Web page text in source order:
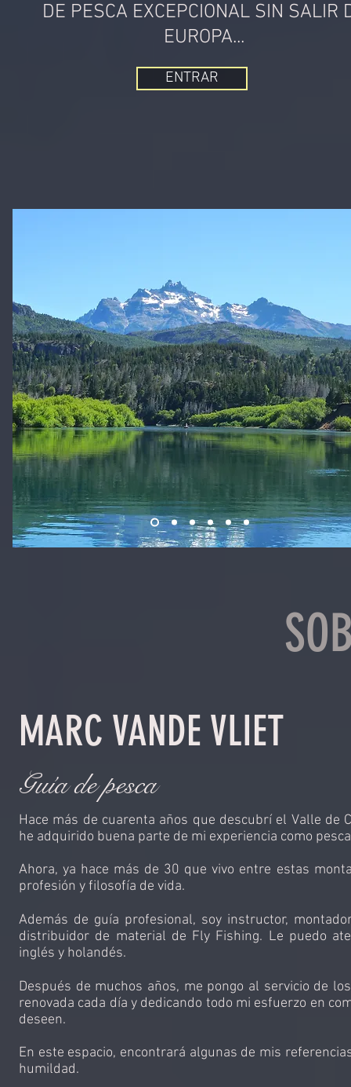
DE PESCA EXCEPCIONAL SIN SALIR
EUROPA...
ENTRAR
MARC VANDE VLIET
Guía de pesca
Hace más de cuarenta años que descubrí el Valle de
he adquirido buena parte de mi experiencia como
Ahora, ya hace más de 30 que vivo entre estas
profesión y filosofía de vida.
Además de guía profesional, soy instructor,
distribuidor de material de Fly Fishing. Le puedo
inglés y holandés.
Después de muchos años, me pongo al servicio de
renovada cada día y dedicando todo mi esfuerzo en
deseen.
En este espacio, encontrará algunas de mis
humildad.